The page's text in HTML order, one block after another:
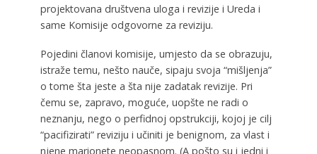
projektovana društvena uloga i revizije i Ureda i
same Komisije odgovorne za reviziju.
Pojedini članovi komisije, umjesto da se obrazuju,
istraže temu, nešto nauče, sipaju svoja “mišljenja”
o tome šta jeste a šta nije zadatak revizije. Pri
čemu se, zapravo, moguće, uopšte ne radi o
neznanju, nego o perfidnoj opstrukciji, kojoj je cilj
“pacifizirati” reviziju i učiniti je benignom, za vlast i
njene marionete neopasnom. (A pošto su i jedni i